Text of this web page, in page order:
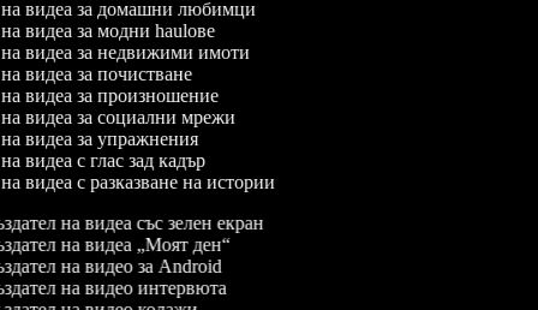
на видеа за домашни любимци
на видеа за модни haulове
на видеа за недвижими имоти
на видеа за почистване
на видеа за произношение
на видеа за социални мрежи
на видеа за упражнения
на видеа с глас зад кадър
на видеа с разказване на истории
на видеа със зелен екран
на видеа „Моят ден“
на видео за Android
на видео интервюта